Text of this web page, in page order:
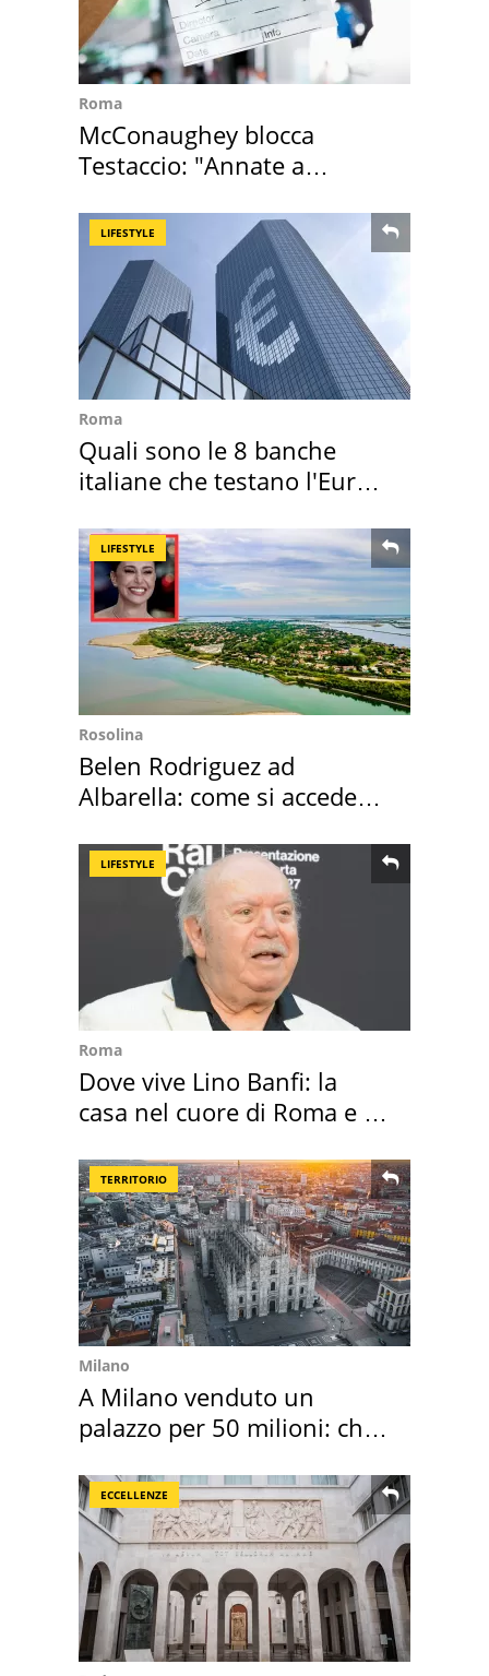
Roma
McConaughey blocca
Testaccio: "Annate a
LIFESTYLE
Roma
Quali sono le 8 banche
italiane che testano l'Euro
LIFESTYLE
Rosolina
Belen Rodriguez ad
Albarella: come si accede
LIFESTYLE
Roma
Dove vive Lino Banfi: la
casa nel cuore di Roma e i
TERRITORIO
Milano
A Milano venduto un
palazzo per 50 milioni: chi
ECCELLENZE